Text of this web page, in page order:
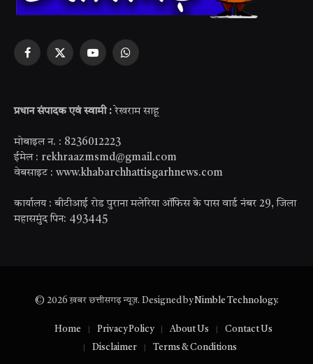
Facebook
X
YouTubeWhatsApp
प्रधान संपादक एवं स्वामी : रेखराम साहू
मोबाइल न. : 8236012223
ईमेल : rekhraazmsmd@gmail.com
वेबसाइट : www.khabarchhattisgarhnews.com
कार्यालय : बीटीआई रोड पुराना मलेरिया ऑफिस के पास वार्ड नंबर 29, जिला
महासमुंद पिन: 493445
© 2026 ख़बर छत्तीसगढ़ न्यूज़. Designed byNimble Technology.
Home Privacy Policy About Us
Contact Us
Disclaimer
Terms & Conditions